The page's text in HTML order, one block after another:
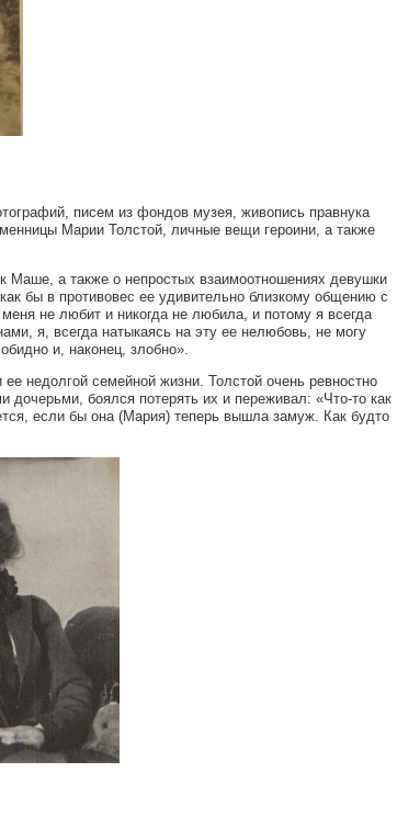
писем из фондов музея, живопись правнука
Марии Толстой, личные вещи героини, а также
Маше, а также о непростых взаимоотношениях девушки
бы в противовес ее удивительно близкому общению с
не любит и никогда не любила, и потому я всегда
я, всегда натыкаясь на эту ее нелюбовь, не могу
и, наконец, злобно».
недолгой семейной жизни. Толстой очень ревностно
боялся потерять их и переживал: «Что-то как
если бы она (Мария) теперь вышла замуж. Как будто